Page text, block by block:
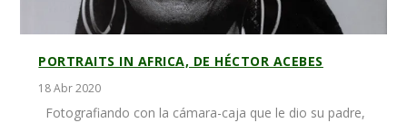
PORTRAITS IN AFRICA, DE HÉCTOR ACEBES
18 Abr 2020
Fotografiando con la cámara-caja que le dio su padre,